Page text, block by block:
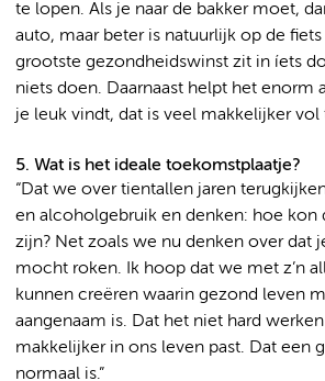
te lopen. Als je naar de bakker moet,
auto, maar beter is natuurlijk op de
grootste gezondheidswinst zit in íets
niets doen. Daarnaast helpt het enorm
je leuk vindt, dat is veel makkelijker vol
5. Wat is het ideale toekomstplaatje?
“Dat we over tientallen jaren
en alcoholgebruik en denken: hoe kon
zijn? Net zoals we nu denken over dat
mocht roken. Ik hoop dat we met z’n
kunnen creëren waarin gezond leven
aangenaam is. Dat het niet hard
makkelijker in ons leven past. Dat een
normaal is.”